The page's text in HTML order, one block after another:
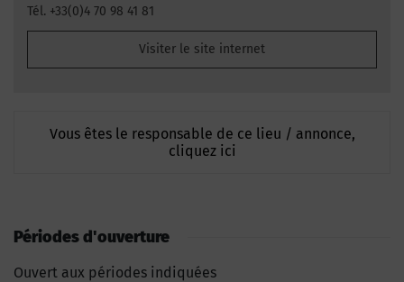
Tél. +33(0)4 70 98 41 81
Visiter le site internet
Vous êtes le responsable de ce lieu / annonce,
cliquez ici
Périodes d'ouverture
Ouvert aux périodes indiquées